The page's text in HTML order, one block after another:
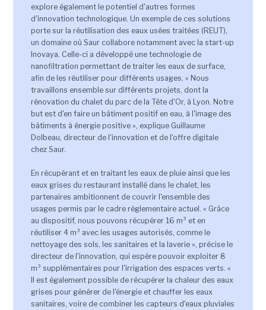
explore également le potentiel d'autres formes
d'innovation technologique. Un exemple de ces solutions
porte sur la réutilisation des eaux usées traitées (REUT),
un domaine où Saur collabore notamment avec la start-up
Inovaya. Celle-ci a développé une technologie de
nanofiltration permettant de traiter les eaux de surface,
afin de les réutiliser pour différents usages. « Nous
travaillons ensemble sur différents projets, dont la
rénovation du chalet du parc de la Tête d'Or, à Lyon. Notre
but est d'en faire un bâtiment positif en eau, à l'image des
bâtiments à énergie positive », explique Guillaume
Dolbeau, directeur de l'innovation et de l'offre digitale
chez Saur.
En récupérant et en traitant les eaux de pluie ainsi que les
eaux grises du restaurant installé dans le chalet, les
partenaires ambitionnent de couvrir l'ensemble des
usages permis par le cadre réglementaire actuel. « Grâce
au dispositif, nous pouvons récupérer 16 m³ et en
réutiliser 4 m³ avec les usages autorisés, comme le
nettoyage des sols, les sanitaires et la laverie », précise le
directeur de l'innovation, qui espère pouvoir exploiter 8
m³ supplémentaires pour l'irrigation des espaces verts. «
Il est également possible de récupérer la chaleur des eaux
grises pour générer de l'énergie et chauffer les eaux
sanitaires, voire de combiner les capteurs d'eaux pluviales